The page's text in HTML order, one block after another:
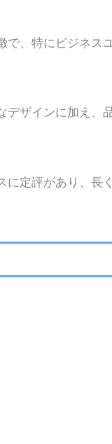
、特にビジネス
デザインに加え、
定評があり、長